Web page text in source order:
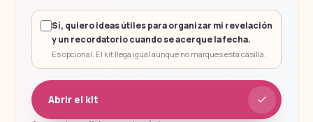
Sí, quiero ideas útiles para organizar mi revelación
y un recordatorio cuando se acerque la fecha.
Es opcional. El kit llega igual aunque no marques esta casilla.
Abrir el kit